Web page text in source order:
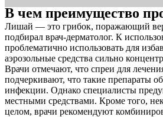
В чем преимущество
Лишай — это грибок, поражающий
подбирал врач-дерматолог. К
проблематично использовать для
аэрозольные средства сильно
Врачи отмечают, что спреи для
подчеркивают, что такие препараты
инфекции. Однако специалисты
местными средствами. Кроме того,
целом, врачи рекомендуют